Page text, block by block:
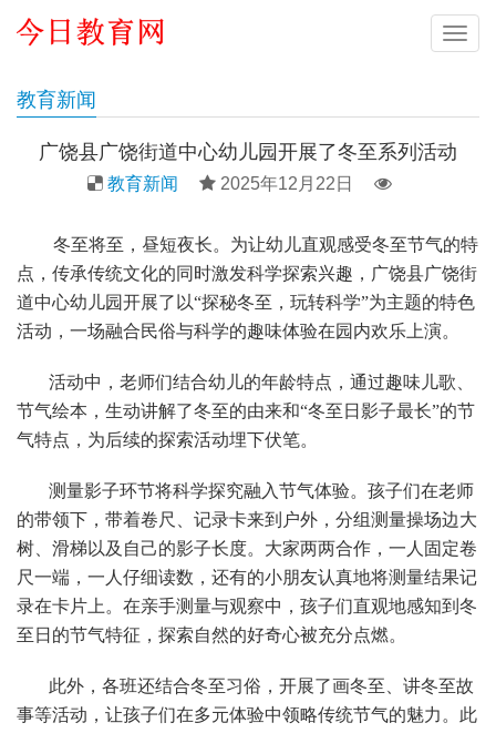
导
教育新闻
广饶县广饶街道中心幼儿园开展了冬至系列活动
教育新闻 2025年12月22日
冬至将至，昼短夜长。为让幼儿直观感受冬至节气的特
点，传承传统文化的同时激发科学探索兴趣，广饶县广饶街
道中心幼儿园开展了以“探秘冬至，玩转科学”为主题的特色
活动，一场融合民俗与科学的趣味体验在园内欢乐上演。
活动中，老师们结合幼儿的年龄特点，通过趣味儿歌、
节气绘本，生动讲解了冬至的由来和“冬至日影子最长”的节
气特点，为后续的探索活动埋下伏笔。
测量影子环节将科学探究融入节气体验。孩子们在老师
的带领下，带着卷尺、记录卡来到户外，分组测量操场边大
树、滑梯以及自己的影子长度。大家两两合作，一人固定卷
尺一端，一人仔细读数，还有的小朋友认真地将测量结果记
录在卡片上。在亲手测量与观察中，孩子们直观地感知到冬
至日的节气特征，探索自然的好奇心被充分点燃。
此外，各班还结合冬至习俗，开展了画冬至、讲冬至故
事等活动，让孩子们在多元体验中领略传统节气的魅力。此